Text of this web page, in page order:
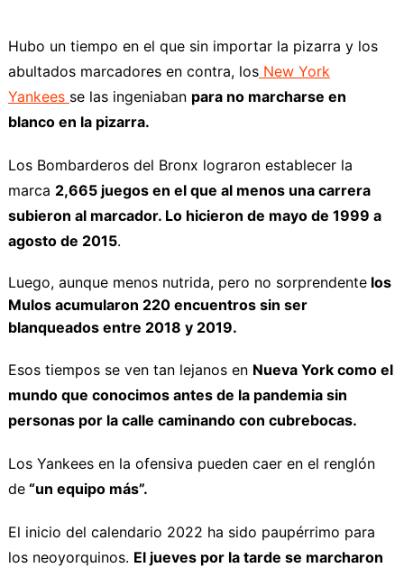
Hubo un tiempo en el que sin importar la pizarra y los
abultados marcadores en contra, losNew York
Yankees se las ingeniaban para no marcharse en
blanco en la pizarra.
Los Bombarderos del Bronx lograron establecer la
marca 2,665 juegos en el que al menos una carrera
subieron al marcador. Lo hicieron de mayo de 1999 a
agosto de 2015.
Luego, aunque menos nutrida, pero no sorprendentelos
Mulos acumularon 220 encuentros sin ser
blanqueados entre 2018 y 2019.
Esos tiempos se ven tan lejanos en Nueva York como el
mundo que conocimos antes de la pandemia sin
personas por la calle caminando con cubrebocas.
Los Yankees en la ofensiva pueden caer en el renglón
de“un equipo más”.
El inicio del calendario 2022 ha sido paupérrimo para
los neoyorquinos. El jueves por la tarde se marcharon